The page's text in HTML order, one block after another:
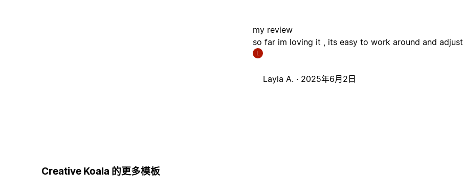
my review
so far im loving it , its easy to work around and adjust
L
Layla A. · 2025年6月2日
Creative Koala 的更多模板